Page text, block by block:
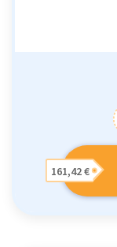
161,42 €